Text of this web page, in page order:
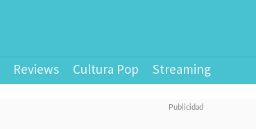
Reviews Cultura Pop Streaming